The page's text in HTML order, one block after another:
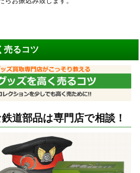
売るコツ
道部品は専門店で相談！